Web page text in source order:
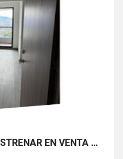
[BV] APARTAMENTO PARA ESTRENAR EN VENTA POR LA VÍA LAS PALMAS